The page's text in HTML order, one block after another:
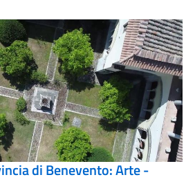
di Benevento: Arte -